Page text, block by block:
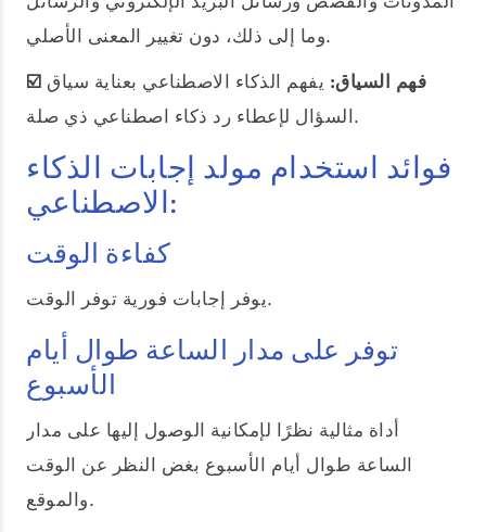
وما إلى ذلك، دون تغيير المعنى الأصلي.
☑️ فهم السياق: يفهم الذكاء الاصطناعي بعناية سياق
السؤال لإعطاء رد ذكاء اصطناعي ذي صلة.
فوائد استخدام مولد إجابات الذكاء
الاصطناعي:
كفاءة الوقت
يوفر إجابات فورية توفر الوقت.
توفر على مدار الساعة طوال أيام
الأسبوع
أداة مثالية نظرًا لإمكانية الوصول إليها على مدار
الساعة طوال أيام الأسبوع بغض النظر عن الوقت
والموقع.